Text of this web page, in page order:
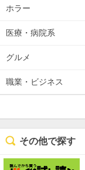
ホラー
医療・病院系
グルメ
職業・ビジネス
その他で探す